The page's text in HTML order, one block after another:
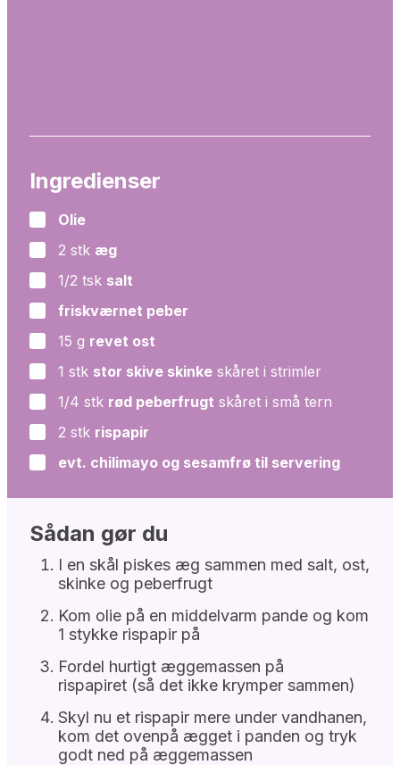
Ingredienser
▢
Olie
▢
2 stk æg
▢
1/2 tsk salt
▢
friskværnet peber
▢
15 g revet ost
▢
1 stk stor skive skinke skåret i strimler
▢
1/4 stk rød peberfrugt skåret i små tern
▢
2 stk rispapir
▢
evt. chilimayo og sesamfrø til servering
Sådan gør du
I en skål piskes æg sammen med salt, ost,
skinke og peberfrugt
Kom olie på en middelvarm pande og kom
1 stykke rispapir på
Fordel hurtigt æggemassen på
rispapiret (så det ikke krymper sammen)
Skyl nu et rispapir mere under vandhanen,
kom det ovenpå ægget i panden og tryk
godt ned på æggemassen